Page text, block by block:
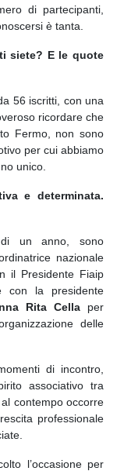
di partecipanti,
è tanta.
siete? E le quote
56 iscritti, con una
ricordare che
Fermo, non sono
per cui abbiamo
unico.
e determinata.
un anno, sono
nazionale
il Presidente Fiaip
con la presidente
Rita Cella per
delle
di incontro,
associativo tra
contempo occorre
professionale
l’occasione per